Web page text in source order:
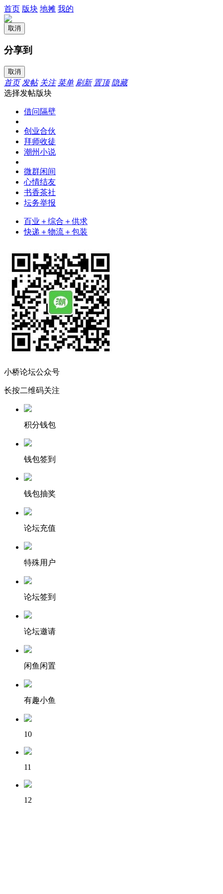
首页 版块 地摊 我的
取消
分享到
取消
首页 发帖 关注 菜单 刷新 置顶 隐藏
选择发帖版块
借问隔壁
创业合伙
拜师收徒
潮州小说
微群闲间
心情结友
书香茶社
坛务举报
百业＋综合＋供求
快递＋物流＋包装
小桥论坛公众号
长按二维码关注
积分钱包
钱包签到
钱包抽奖
论坛充值
特殊用户
论坛签到
论坛邀请
闲鱼闲置
有趣小鱼
10
11
12